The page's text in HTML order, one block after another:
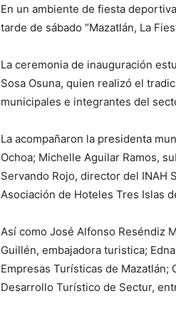
En un ambiente de fiesta
tarde de sábado “Mazatlán, La
La ceremonia de inauguración
Sosa Osuna, quien realizó el
municipales e integrantes del
La acompañaron la presidenta
Ochoa; Michelle Aguilar Ramos,
Servando Rojo, director del INAH
Asociación de Hoteles Tres Islas
Así como José Alfonso Reséndiz
Guillén, embajadora turistica;
Empresas Turísticas de
Desarrollo Turístico de Sectur,